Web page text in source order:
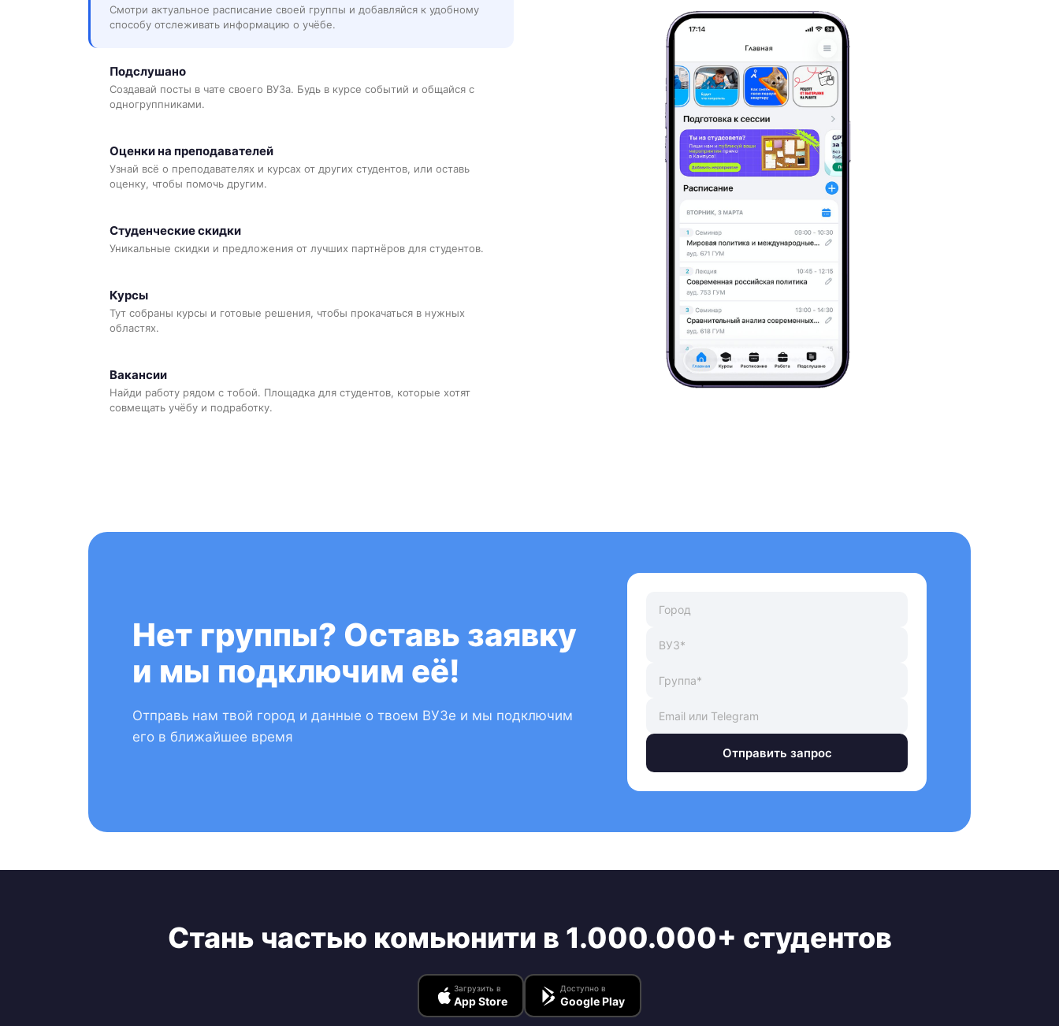
Смотри актуальное расписание своей группы и добавляйся к удобному
способу отслеживать информацию о учёбе.
Подслушано
Создавай посты в чате своего ВУЗа. Будь в курсе событий и общайся с
одногруппниками.
Оценки на преподавателей
Узнай всё о преподавателях и курсах от других студентов, или оставь
оценку, чтобы помочь другим.
Студенческие скидки
Уникальные скидки и предложения от лучших партнёров для студентов.
Курсы
Тут собраны курсы и готовые решения, чтобы прокачаться в нужных
областях.
Вакансии
Найди работу рядом с тобой. Площадка для студентов, которые хотят
совмещать учёбу и подработку.
Нет группы? Оставь заявку
и мы подключим её!
Отправь нам твой город и данные о твоем ВУЗе и мы подключим
его в ближайшее время
Отправить запрос
Стань частью комьюнити в 1.000.000+ студентов
Загрузить в
App Store
Доступно в
Google Play